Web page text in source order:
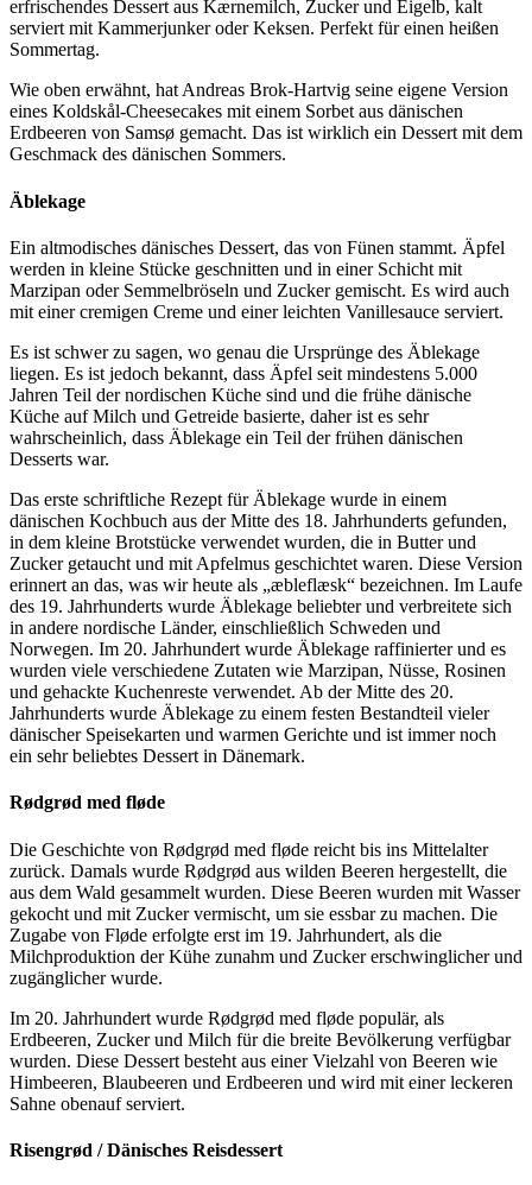
erfrischendes Dessert aus Kærnemilch, Zucker und Eigelb, kalt
serviert mit Kammerjunker oder Keksen. Perfekt für einen heißen
Sommertag.
Wie oben erwähnt, hat Andreas Brok-Hartvig seine eigene Version
eines Koldskål-Cheesecakes mit einem Sorbet aus dänischen
Erdbeeren von Samsø gemacht. Das ist wirklich ein Dessert mit dem
Geschmack des dänischen Sommers.
Äblekage
Ein altmodisches dänisches Dessert, das von Fünen stammt. Äpfel
werden in kleine Stücke geschnitten und in einer Schicht mit
Marzipan oder Semmelbröseln und Zucker gemischt. Es wird auch
mit einer cremigen Creme und einer leichten Vanillesauce serviert.
Es ist schwer zu sagen, wo genau die Ursprünge des Äblekage
liegen. Es ist jedoch bekannt, dass Äpfel seit mindestens 5.000
Jahren Teil der nordischen Küche sind und die frühe dänische
Küche auf Milch und Getreide basierte, daher ist es sehr
wahrscheinlich, dass Äblekage ein Teil der frühen dänischen
Desserts war.
Das erste schriftliche Rezept für Äblekage wurde in einem
dänischen Kochbuch aus der Mitte des 18. Jahrhunderts gefunden,
in dem kleine Brotstücke verwendet wurden, die in Butter und
Zucker getaucht und mit Apfelmus geschichtet waren. Diese Version
erinnert an das, was wir heute als „æbleflæsk“ bezeichnen. Im Laufe
des 19. Jahrhunderts wurde Äblekage beliebter und verbreitete sich
in andere nordische Länder, einschließlich Schweden und
Norwegen. Im 20. Jahrhundert wurde Äblekage raffinierter und es
wurden viele verschiedene Zutaten wie Marzipan, Nüsse, Rosinen
und gehackte Kuchenreste verwendet. Ab der Mitte des 20.
Jahrhunderts wurde Äblekage zu einem festen Bestandteil vieler
dänischer Speisekarten und warmen Gerichte und ist immer noch
ein sehr beliebtes Dessert in Dänemark.
Rødgrød med fløde
Die Geschichte von Rødgrød med fløde reicht bis ins Mittelalter
zurück. Damals wurde Rødgrød aus wilden Beeren hergestellt, die
aus dem Wald gesammelt wurden. Diese Beeren wurden mit Wasser
gekocht und mit Zucker vermischt, um sie essbar zu machen. Die
Zugabe von Fløde erfolgte erst im 19. Jahrhundert, als die
Milchproduktion der Kühe zunahm und Zucker erschwinglicher und
zugänglicher wurde.
Im 20. Jahrhundert wurde Rødgrød med fløde populär, als
Erdbeeren, Zucker und Milch für die breite Bevölkerung verfügbar
wurden. Diese Dessert besteht aus einer Vielzahl von Beeren wie
Himbeeren, Blaubeeren und Erdbeeren und wird mit einer leckeren
Sahne obenauf serviert.
Risengrød / Dänisches Reisdessert